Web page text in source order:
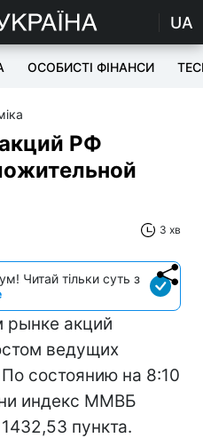
UA
ОСОБИСТІ ФІНАНСИ
РФ
3 хв
Читай тільки суть з
рынке акций
ведущих
состоянию на 8:10
индекс ММВБ
пункта.